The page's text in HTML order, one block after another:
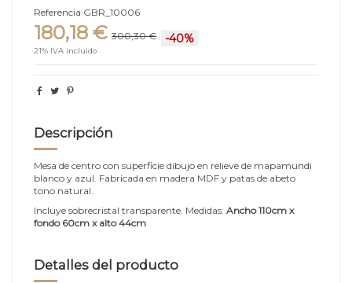
Referencia GBR_10006
180,18 € 300,30 € -40%
21% IVA incluido
Descripción
Mesa de centro con superficie dibujo en relieve de mapamundi
blanco y azul. Fabricada en madera MDF y patas de abeto
tono natural.
Incluye sobrecristal transparente. Medidas: Ancho 110cm x
fondo 60cm x alto 44cm
Detalles del producto